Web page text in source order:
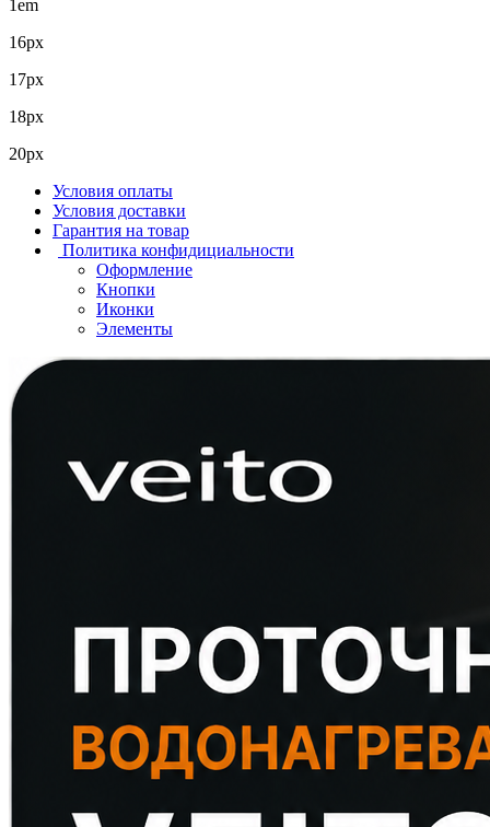
1em
16px
17px
18px
20px
Условия оплаты
Условия доставки
Гарантия на товар
Политика конфидициальности
Оформление
Кнопки
Иконки
Элементы